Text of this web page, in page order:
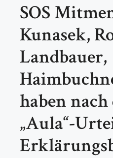
SOS
Kunasek,
Landbauer,
haben nach
„Aula“-